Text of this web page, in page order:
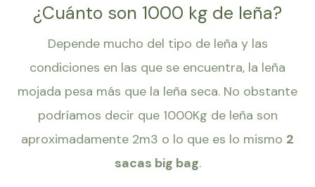
¿Cuánto son 1000 kg de leña?
Depende mucho del tipo de leña y las
condiciones en las que se encuentra, la leña
mojada pesa más que la leña seca. No obstante
podríamos decir que 1000Kg de leña son
aproximadamente 2m3 o lo que es lo mismo 2
sacas big bag.